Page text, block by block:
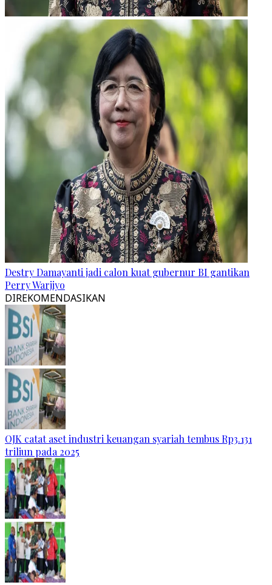
Destry Damayanti jadi calon kuat gubernur BI gantikan
Perry Warjiyo
DIREKOMENDASIKAN
OJK catat aset industri keuangan syariah tembus Rp3.131
triliun pada 2025